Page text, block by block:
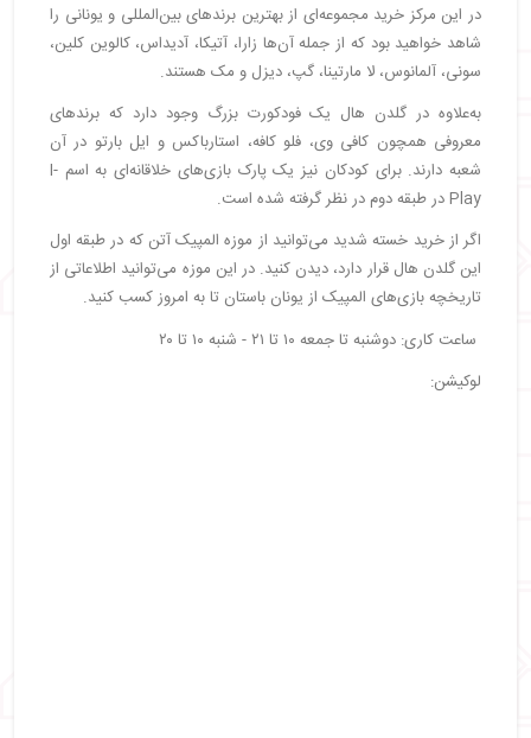
در این مرکز خرید مجموعه‌ای از بهترین برندهای بین‌المللی و یونانی را
شاهد خواهید بود که از جمله آن‌ها زارا، آتیکا، آدیداس، کالوین کلین،
سونی، آلمانوس، لا مارتینا، گپ، دیزل و مک هستند.
به‌علاوه در گلدن هال یک فودکورت بزرگ وجود دارد که برندهای
معروفی همچون کافی وی، فلو کافه، استارباکس و ایل بارتو در آن
شعبه دارند. برای کودکان نیز یک پارک بازی‌های خلاقانه‌ای به اسم I-
Play در طبقه دوم در نظر گرفته شده است.
اگر از خرید خسته شدید می‌توانید از موزه المپیک آتن که در طبقه اول
این گلدن هال قرار دارد، دیدن کنید. در این موزه می‌توانید اطلاعاتی از
تاریخچه بازی‌های المپیک از یونان باستان تا به امروز کسب کنید.
ساعت کاری: دوشنبه تا جمعه ۱۰ تا ۲۱ - شنبه ۱۰ تا ۲۰
لوکیشن: